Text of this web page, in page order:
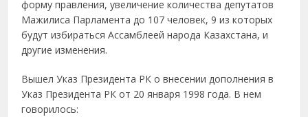
форму правления, увеличение количества депутатов
Мажилиса Парламента до 107 человек, 9 из которых
будут избираться Ассамблеей народа Казахстана, и
другие изменения.
Вышел Указ Президента РК о внесении дополнения в
Указ Президента РК от 20 января 1998 года. В нем
говорилось: